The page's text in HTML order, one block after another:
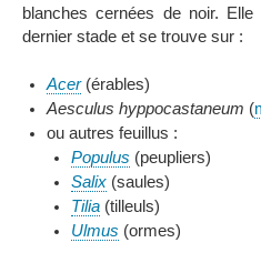
blanches cernées de noir.
dernier stade et se trouve sur :
Acer(érables)
Aesculus hyppocastaneum (
ou autres feuillus :
Populus (peupliers)
Salix(saules)
Tilia(tilleuls)
Ulmus (ormes)